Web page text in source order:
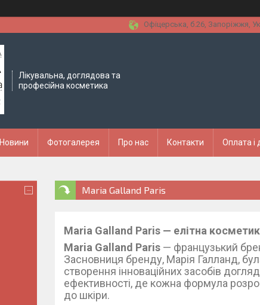
Офіцерська, б.26, Запоріжжя,
Лікувальна, доглядова та
професійна косметика
Новини Фотогалерея Про нас Контакти Оплата і
Maria Galland Paris
Maria Galland Paris — елітна
Maria Galland Paris — французький
Засновниця бренду, Марія Галланд,
створення інноваційних засобів
ефективності, де кожна формула
до шкіри.